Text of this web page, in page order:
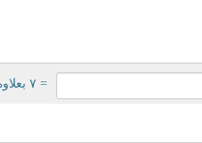
= ۷ بعلاوه ۳